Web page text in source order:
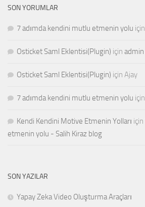
SON YORUMLAR
7 adımda kendini mutlu etmenin yolu için
Osticket Saml Eklentisi(Plugin) için admin
Osticket Saml Eklentisi(Plugin) için Ajay
7 adımda kendini mutlu etmenin yolu için
Kendi Kendini Motive Etmenin Yolları için
etmenin yolu - Salih Kiraz blog
SON YAZILAR
Yapay Zeka Video Oluşturma Araçları